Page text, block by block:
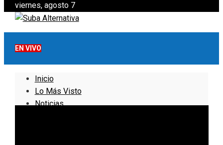
viernes, agosto 7
EN VIVO
Inicio
Lo Más Visto
Noticias